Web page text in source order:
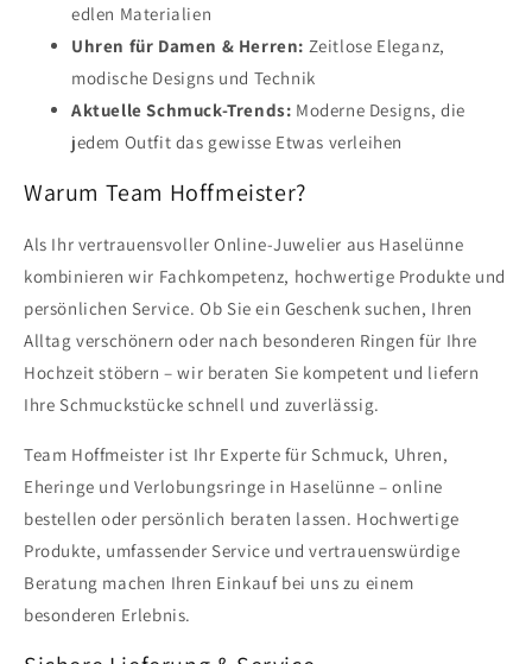
edlen Materialien
Uhren für Damen & Herren: Zeitlose Eleganz,
modische Designs und Technik
Aktuelle Schmuck-Trends: Moderne Designs, die
jedem Outfit das gewisse Etwas verleihen
Warum Team Hoffmeister?
Als Ihr vertrauensvoller Online-Juwelier aus Haselünne
kombinieren wir Fachkompetenz, hochwertige Produkte und
persönlichen Service. Ob Sie ein Geschenk suchen, Ihren
Alltag verschönern oder nach besonderen Ringen für Ihre
Hochzeit stöbern – wir beraten Sie kompetent und liefern
Ihre Schmuckstücke schnell und zuverlässig.
Team Hoffmeister ist Ihr Experte für Schmuck, Uhren,
Eheringe und Verlobungsringe in Haselünne – online
bestellen oder persönlich beraten lassen. Hochwertige
Produkte, umfassender Service und vertrauenswürdige
Beratung machen Ihren Einkauf bei uns zu einem
besonderen Erlebnis.